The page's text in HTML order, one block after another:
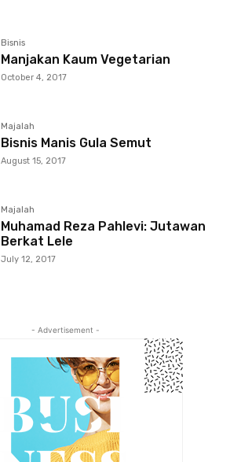
Bisnis
Manjakan Kaum Vegetarian
October 4, 2017
Majalah
Bisnis Manis Gula Semut
August 15, 2017
Majalah
Muhamad Reza Pahlevi: Jutawan
Berkat Lele
July 12, 2017
- Advertisement -